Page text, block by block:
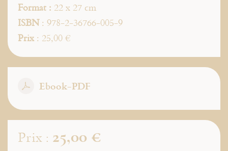
Format : 22 x 27 cm
ISBN: 978-2-36766-005-9
Prix: 25,00 €
Ebook-PDF
Prix : 25,00 €